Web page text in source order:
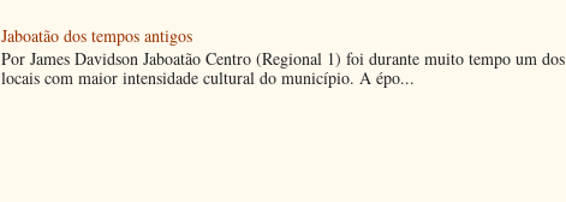
Jaboatão dos tempos antigos
Por James Davidson Jaboatão Centro (Regional 1) foi durante muito tempo um dos
locais com maior intensidade cultural do município. A épo...